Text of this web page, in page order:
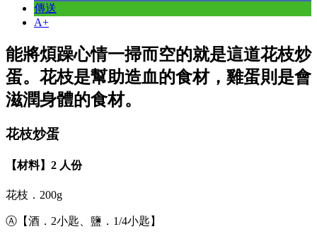
傳送
A+
能將煩躁心情一掃而空的就是這道花枝炒
蛋。花枝是幫助造血的食材，雞蛋則是會
滋潤身體的食材。
花枝炒蛋
【材料】2 人份
花枝．200g
Ⓐ【酒．2小匙、鹽．1/4小匙】